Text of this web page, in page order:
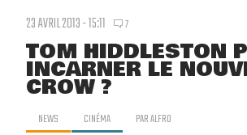
23 AVRIL 2013 - 15:11 7
TOM HIDDLESTON
INCARNER LE
CROW ?
NEWS CINÉMA PARALFRO